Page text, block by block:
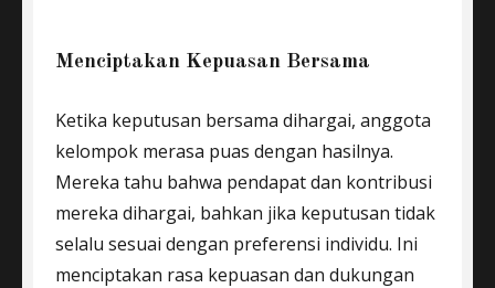
Menciptakan Kepuasan Bersama
Ketika keputusan bersama dihargai, anggota
kelompok merasa puas dengan hasilnya.
Mereka tahu bahwa pendapat dan kontribusi
mereka dihargai, bahkan jika keputusan tidak
selalu sesuai dengan preferensi individu. Ini
menciptakan rasa kepuasan dan dukungan